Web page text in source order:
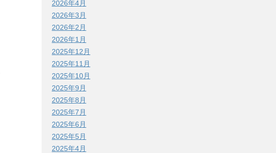
2026年4月
2026年3月
2026年2月
2026年1月
2025年12月
2025年11月
2025年10月
2025年9月
2025年8月
2025年7月
2025年6月
2025年5月
2025年4月